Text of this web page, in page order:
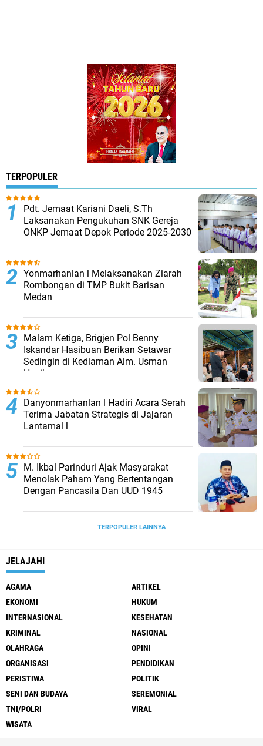
TERPOPULER
Pdt. Jemaat Kariani Daeli, S.Th
Laksanakan Pengukuhan SNK Gereja
ONKP Jemaat Depok Periode 2025-2030
Yonmarhanlan l Melaksanakan Ziarah
Rombongan di TMP Bukit Barisan
Medan
Malam Ketiga, Brigjen Pol Benny
Iskandar Hasibuan Berikan Setawar
Sedingin di Kediaman Alm. Usman
Hasibuan
Danyonmarhanlan l Hadiri Acara Serah
Terima Jabatan Strategis di Jajaran
Lantamal l
M. Ikbal Parinduri Ajak Masyarakat
Menolak Paham Yang Bertentangan
Dengan Pancasila Dan UUD 1945
TERPOPULER LAINNYA
JELAJAHI
AGAMA
ARTIKEL
EKONOMI
HUKUM
INTERNASIONAL
KESEHATAN
KRIMINAL
NASIONAL
OLAHRAGA
OPINI
ORGANISASI
PENDIDIKAN
PERISTIWA
POLITIK
SENI DAN BUDAYA
SEREMONIAL
TNI/POLRI
VIRAL
WISATA